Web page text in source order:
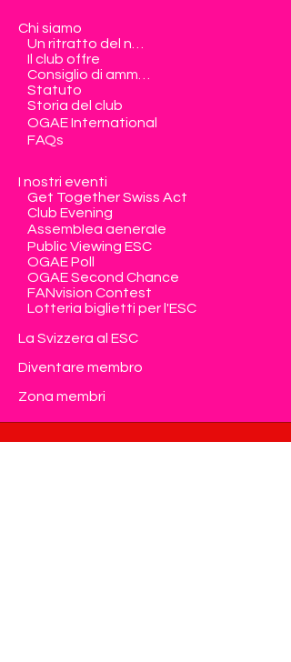
Chi siamo
Il club offre
Statuto
Storia del club
OGAE International
FAQs
I nostri eventi
Get Together Swiss Act
Club Evening
Assemblea generale
Public Viewing ESC
OGAE Poll
OGAE Second Chance
FANvision Contest
Lotteria biglietti per l'ESC
La Svizzera al ESC
Diventare membro
Zona membri